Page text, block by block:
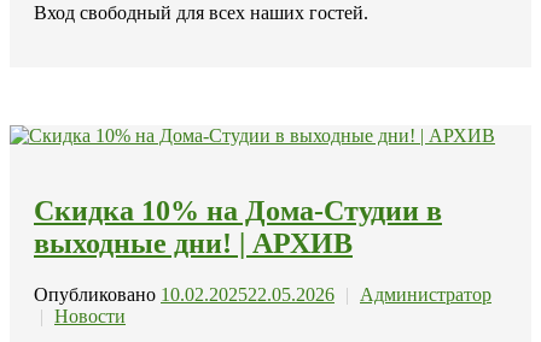
Вход свободный для всех наших гостей.
Скидка 10% на Дома-Студии в
выходные дни! | АРХИВ
Опубликовано 10.02.202522.05.2026 |
Администратор
| Новости